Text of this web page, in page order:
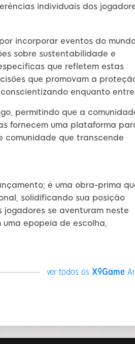
individuais dos
incorporar eventos do
sobre sustentabilidade e
que refletem estas
que promovam a
enquanto
permitindo que a
fornecem uma plataforma
comunidade que transcende
é uma obra-prima
solidificando sua posição
se aventuram neste
epopeia de escolha,
ver todos os X9Game